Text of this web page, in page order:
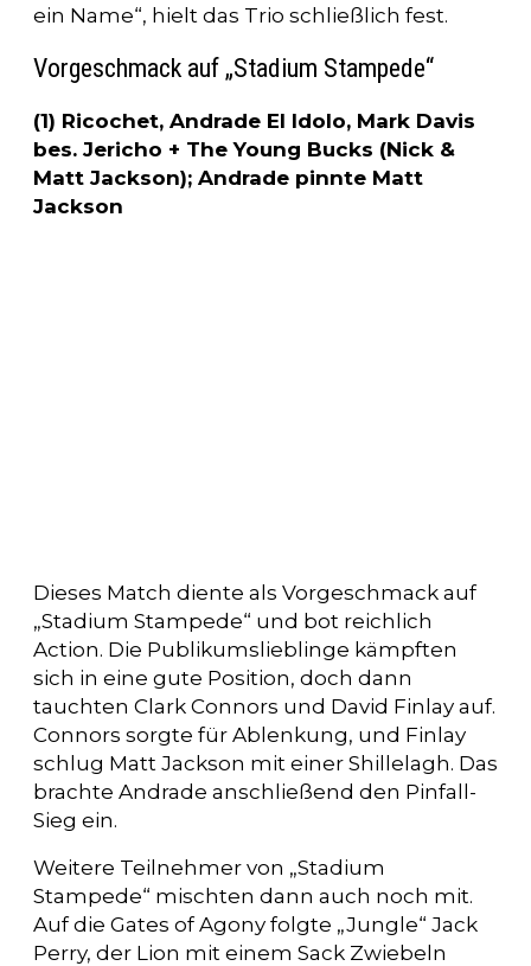
ein Name“, hielt das Trio schließlich fest.
Vorgeschmack auf „Stadium Stampede“
(1) Ricochet, Andrade El Idolo, Mark Davis
bes. Jericho + The Young Bucks (Nick &
Matt Jackson); Andrade pinnte Matt
Jackson
Dieses Match diente als Vorgeschmack auf
„Stadium Stampede“ und bot reichlich
Action. Die Publikumslieblinge kämpften
sich in eine gute Position, doch dann
tauchten Clark Connors und David Finlay auf.
Connors sorgte für Ablenkung, und Finlay
schlug Matt Jackson mit einer Shillelagh. Das
brachte Andrade anschließend den Pinfall-
Sieg ein.
Weitere Teilnehmer von „Stadium
Stampede“ mischten dann auch noch mit.
Auf die Gates of Agony folgte „Jungle“ Jack
Perry, der Lion mit einem Sack Zwiebeln